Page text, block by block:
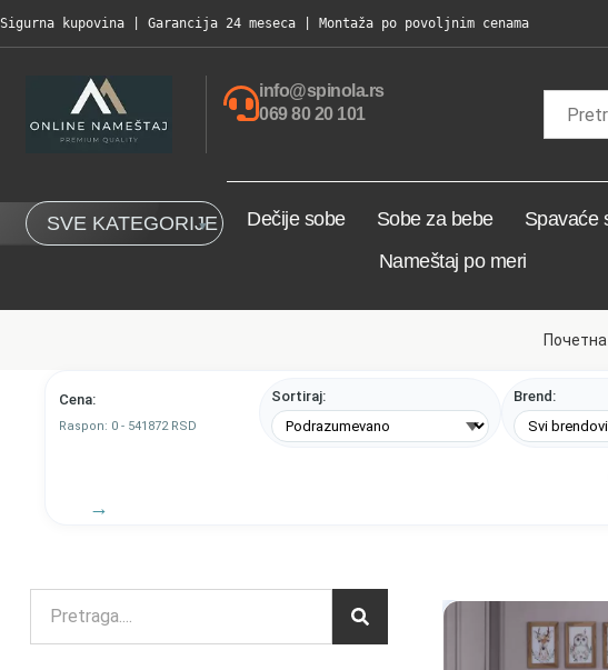
Sigurna kupovina | Garancija 24 meseca | Montaža po povoljnim cenama
info@spinola.rs
069 80 20 101
SVE KATEGORIJE Dečije sobe Sobe za bebe Spavaće
Nameštaj po meri
Почетна
Cena:
Raspon: 0 - 541872RSD
Sortiraj: Brend: